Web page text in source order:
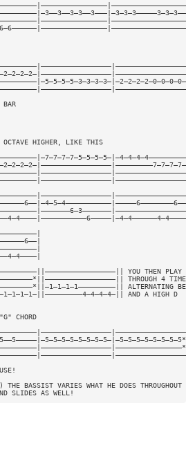
BAR
OCTAVE HIGHER, LIKE THIS
YOU THEN PLAY
THROUGH 4
ALTERNATING
AND A HIGH D
CHORD
BASSIST VARIES WHAT HE DOES THROUGHOUT
SLIDES AS WELL!